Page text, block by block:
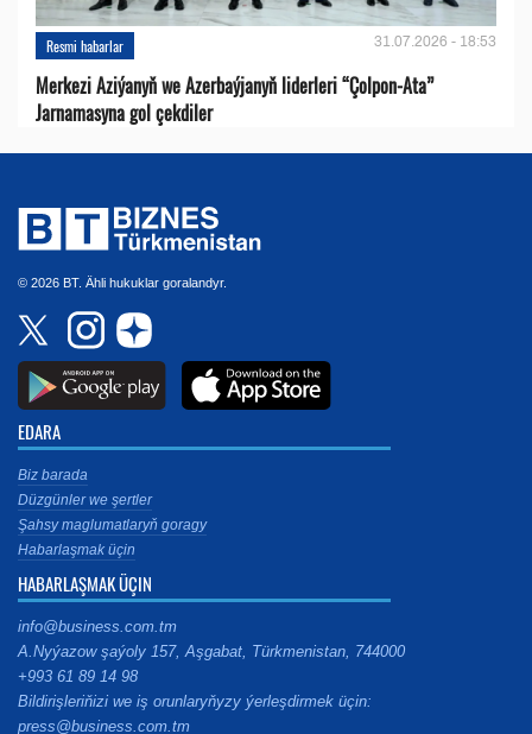
Resmi habarlar 31.07.2026 - 18:53
Merkezi Aziýanyň we Azerbaýjanyň liderleri “Çolpon-Ata”
Jarnamasyna gol çekdiler
© 2026 BT. Ähli hukuklar goralandyr.
EDARA
Biz barada
Düzgünler we şertler
Şahsy maglumatlaryň goragy
Habarlaşmak üçin
HABARLAŞMAK ÜÇIN
info@business.com.tm
A.Nyýazow şaýoly 157, Aşgabat, Türkmenistan, 744000
+993 61 89 14 98
Bildirişleriňizi we iş orunlaryňyzy ýerleşdirmek üçin:
press@business.com.tm